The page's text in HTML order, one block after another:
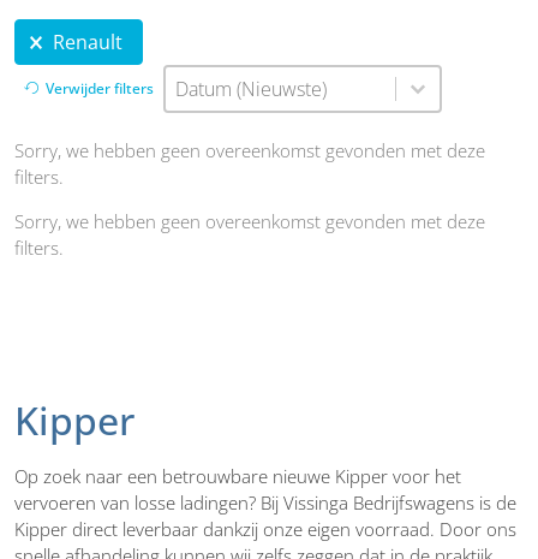
Active filters
Renault
Verwijder filters Sorteren
Sort content
Datum (Nieuwste)
Sort content
Sorry, we hebben geen overeenkomst gevonden met deze
filters.
Sorry, we hebben geen overeenkomst gevonden met deze
filters.
Kipper
Op zoek naar een betrouwbare nieuwe Kipper voor het
vervoeren van losse ladingen? Bij Vissinga Bedrijfswagens is de
Kipper direct leverbaar dankzij onze eigen voorraad. Door ons